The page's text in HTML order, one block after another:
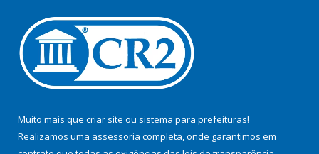
Muito mais que criar site ou sistema para prefeituras!
Realizamos uma assessoria completa, onde garantimos em